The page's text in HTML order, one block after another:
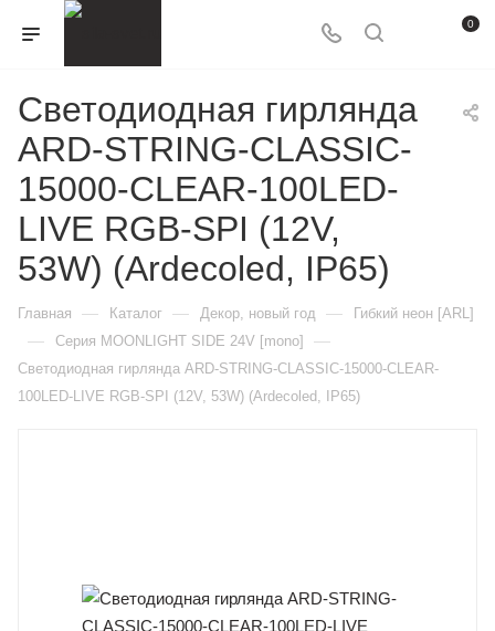
0
Светодиодная гирлянда
ARD-STRING-CLASSIC-
15000-CLEAR-100LED-
LIVE RGB-SPI (12V,
53W) (Ardecoled, IP65)
Главная — Каталог — Декор, новый год — Гибкий неон [ARL]
— Серия MOONLIGHT SIDE 24V [mono] —
Светодиодная гирлянда ARD-STRING-CLASSIC-15000-CLEAR-
100LED-LIVE RGB-SPI (12V, 53W) (Ardecoled, IP65)